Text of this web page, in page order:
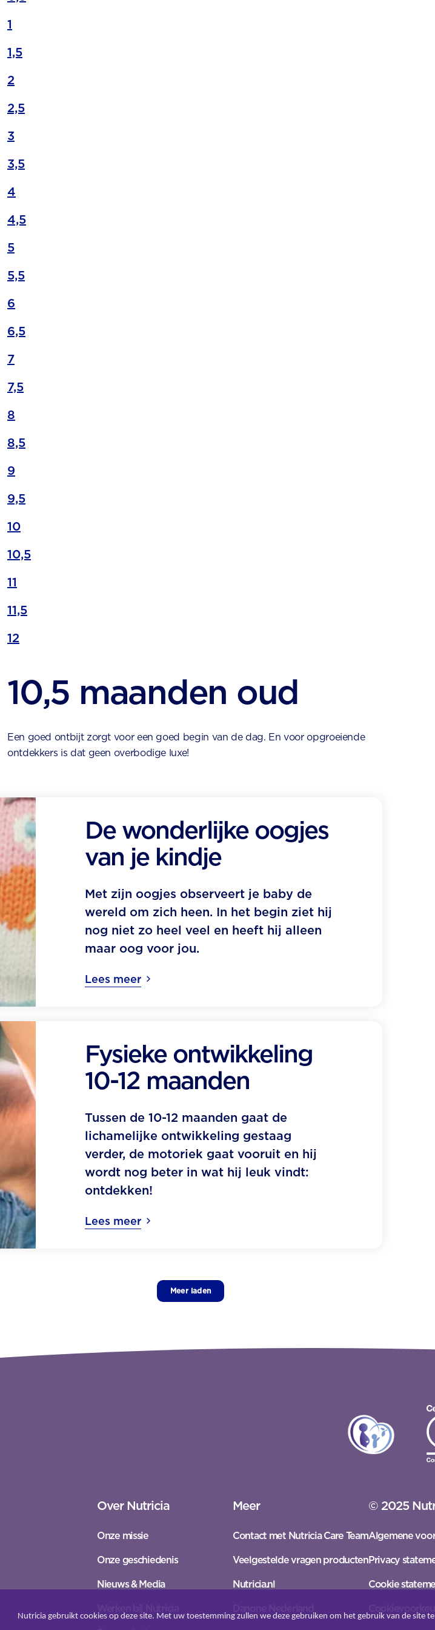
1
1,5
2
2,5
3
3,5
4
4,5
5
5,5
6
6,5
7
7,5
8
8,5
9
9,5
10
10,5
11
11,5
12
10,5 maanden oud
Een goed ontbijt zorgt voor een goed begin van de dag. En voor opgroeiende
ontdekkers is dat geen overbodige luxe!
De wonderlijke oogjes
van je kindje
Met zijn oogjes observeert je baby de
wereld om zich heen. In het begin ziet hij
nog niet zo heel veel en heeft hij alleen
maar oog voor jou.
Lees meer
Fysieke ontwikkeling
10-12 maanden
Tussen de 10-12 maanden gaat de
lichamelijke ontwikkeling gestaag
verder, de motoriek gaat vooruit en hij
wordt nog beter in wat hij leuk vindt:
ontdekken!
Lees meer
Meer laden
Over Nutricia
Onze missie
Onze geschiedenis
Nieuws & Media
Meer
Contact met Nutricia Care Team
Veelgestelde vragen producten
Nutricia.nl
© 2025
Algemene
Privacy
Cookie
Nutricia gebruikt cookies op deze site. Met uw toestemming zullen we deze gebruiken om het gebruik van de site